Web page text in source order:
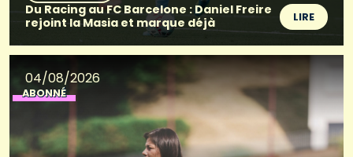
Du Racing au FC Barcelone : Daniel Freire
rejoint la Masia et marque déjà
LIRE
04/08/2026
ABONNÉ